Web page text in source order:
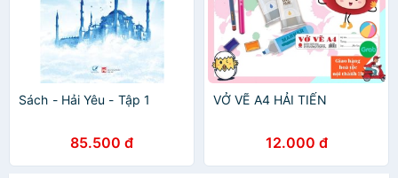
Sách - Hải Yêu - Tập 1
85.500 đ
VỞ VẼ A4 HẢI TIẾN
12.000 đ